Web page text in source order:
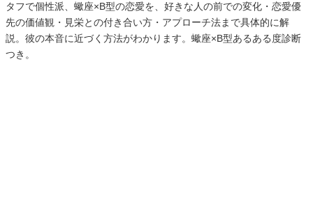
タフで個性派、蠍座×B型の恋愛を、好きな人の前での変化・恋愛優
先の価値観・見栄との付き合い方・アプローチ法まで具体的に解
説。彼の本音に近づく方法がわかります。蠍座×B型あるある度診断
つき。